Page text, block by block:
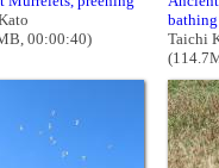
00:00:40)
bathing
Taichi